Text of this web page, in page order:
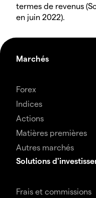
termes de revenus
en juin 2022).
Marchés
Forex
Indices
Actions
Matières premières
Autres marchés
Solutions
Frais et commissions